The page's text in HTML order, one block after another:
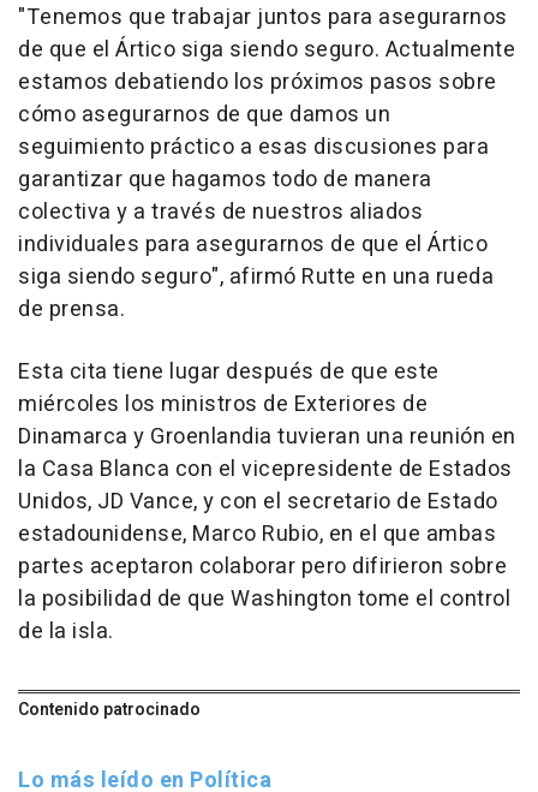
"Tenemos que trabajar juntos para asegurarnos
de que el Ártico siga siendo seguro. Actualmente
estamos debatiendo los próximos pasos sobre
cómo asegurarnos de que damos un
seguimiento práctico a esas discusiones para
garantizar que hagamos todo de manera
colectiva y a través de nuestros aliados
individuales para asegurarnos de que el Ártico
siga siendo seguro", afirmó Rutte en una rueda
de prensa.
Esta cita tiene lugar después de que este
miércoles los ministros de Exteriores de
Dinamarca y Groenlandia tuvieran una reunión en
la Casa Blanca con el vicepresidente de Estados
Unidos, JD Vance, y con el secretario de Estado
estadounidense, Marco Rubio, en el que ambas
partes aceptaron colaborar pero difirieron sobre
la posibilidad de que Washington tome el control
de la isla.
Contenido patrocinado
Lo más leído en Política